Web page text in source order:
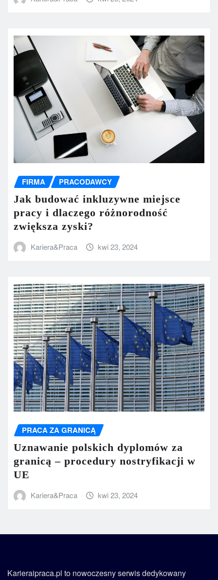
FIRMA PRACODAWCY
Jak budować inkluzywne miejsce
pracy i dlaczego różnorodność
zwiększa zyski?
Kariera&Praca kwi 23, 2024
PRACA ZA GRANICĄ
Uznawanie polskich dyplomów za
granicą – procedury nostryfikacji w
UE
Kariera&Praca kwi 23, 2024
Karieraipraca.pl to nowoczesny serwis dedykowany